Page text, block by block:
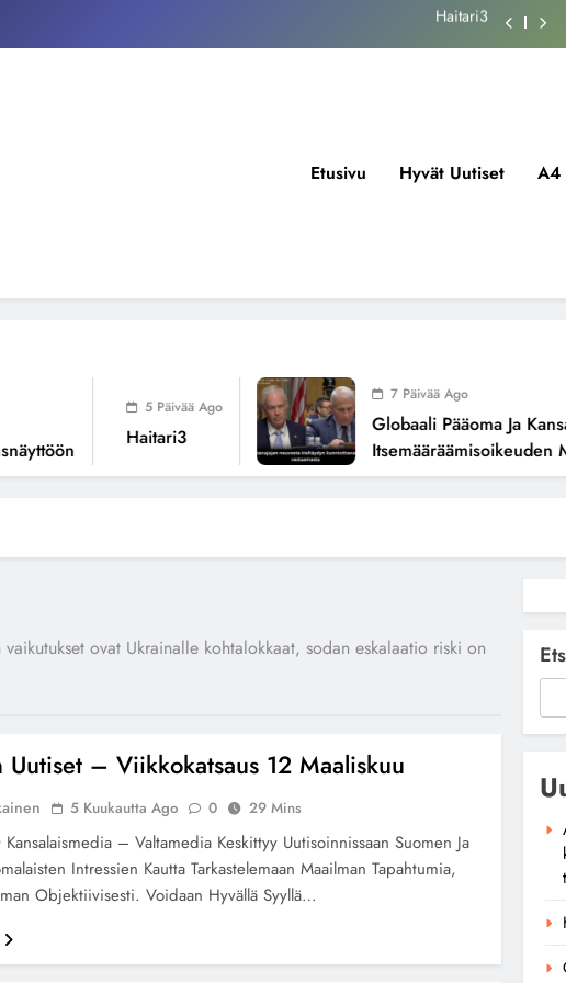
itsemääräämisoikeuden mureneminen: Havaintoja järjestelmän
Haitari3
Etusivu Hyvät Uutiset A4
5 Päivää Ago
Haitari3
7 Päivää Ago
Globaali Pääoma Ja
Itsemääräämisoikeuden
Järjestelmän Valuvioista
ovat Ukrainalle kohtalokkaat, sodan eskalaatio riski on
Uutiset – Viikkokatsaus 12 Maaliskuu
5 Kuukautta Ago 0 29 Mins
Kansalaismedia – Valtamedia Keskittyy Uutisoinnissaan Suomen Ja
Intressien Kautta Tarkastelemaan Maailman Tapahtumia,
Objektiivisesti. Voidaan Hyvällä Syyllä…